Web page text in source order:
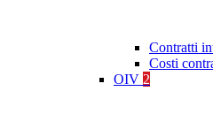
Contratti
Costi
OIV 2